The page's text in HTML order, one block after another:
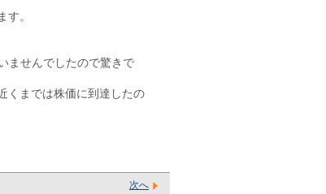
。
ませんでしたので驚きで
くまでは株価に到達したの
次へ